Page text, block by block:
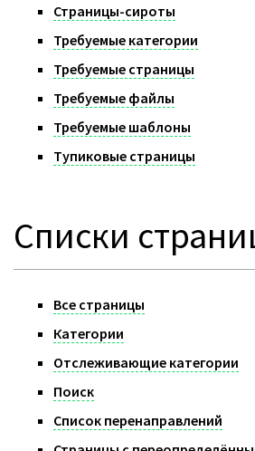
Страницы-сироты
Требуемые категории
Требуемые страницы
Требуемые файлы
Требуемые шаблоны
Тупиковые страницы
Списки
Все страницы
Категории
Отслеживающие категории
Поиск
Список перенаправлений